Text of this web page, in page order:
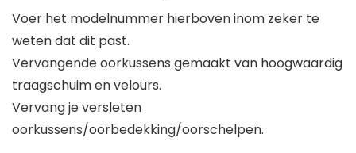
Voer het modelnummer hierboven inom zeker te
weten dat dit past.
Vervangende oorkussens gemaakt van hoogwaardig
traagschuim en velours.
Vervang je versleten
oorkussens/oorbedekking/oorschelpen.